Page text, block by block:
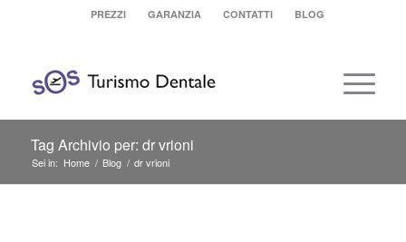
PREZZI GARANZIA CONTATTI BLOG
Tag Archivio per: dr vrioni
Sei in: Home / Blog / dr vrioni